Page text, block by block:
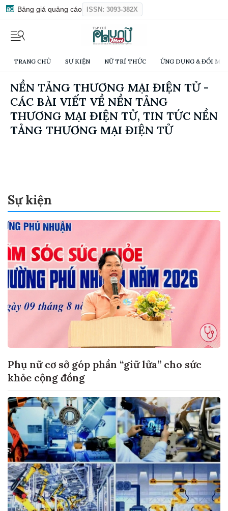
Bảng giá quảng cáo ISSN: 3093-382X
TRANG CHỦ SỰ KIỆN NỮ TRÍ THỨC ỨNG DỤNG & ĐỔI
NỀN TẢNG THƯƠNG MẠI ĐIỆN TỬ -
CÁC BÀI VIẾT VỀ NỀN TẢNG
THƯƠNG MẠI ĐIỆN TỬ, TIN TỨC NỀN
TẢNG THƯƠNG MẠI ĐIỆN TỬ
Sự kiện
Phụ nữ cơ sở góp phần “giữ lửa” cho sức
khỏe cộng đồng